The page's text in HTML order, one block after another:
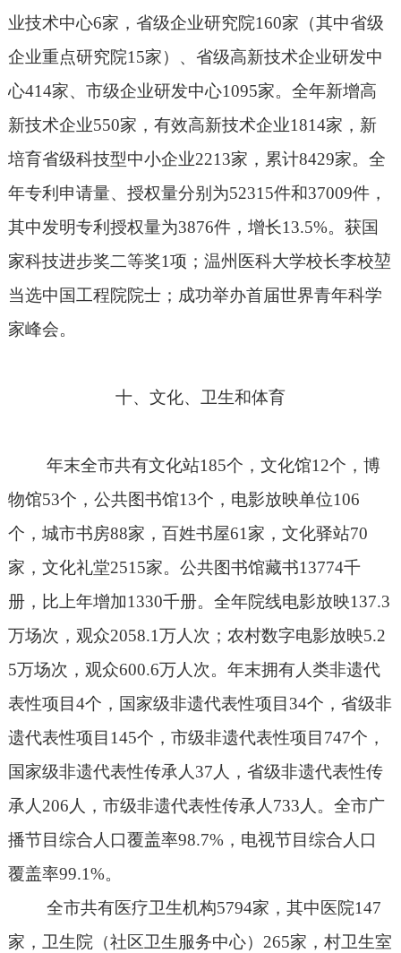
业技术中心6家，省级企业研究院160家（其中省级
企业重点研究院15家）、省级高新技术企业研发中
心414家、市级企业研发中心1095家。全年新增高
新技术企业550家，有效高新技术企业1814家，新
培育省级科技型中小企业2213家，累计8429家。全
年专利申请量、授权量分别为52315件和37009件，
其中发明专利授权量为3876件，增长13.5%。获国
家科技进步奖二等奖1项；温州医科大学校长李校堃
当选中国工程院院士；成功举办首届世界青年科学
家峰会。
十、文化、卫生和体育
年末全市共有文化站185个，文化馆12个，博
物馆53个，公共图书馆13个，电影放映单位106
个，城市书房88家，百姓书屋61家，文化驿站70
家，文化礼堂2515家。公共图书馆藏书13774千
册，比上年增加1330千册。全年院线电影放映137.3
万场次，观众2058.1万人次；农村数字电影放映5.2
5万场次，观众600.6万人次。年末拥有人类非遗代
表性项目 4个，国家级非遗代表性项目 34个，省级非
遗代表性项目 145个，市级非遗代表性项目 747个，
国家级非遗代表性传承人37人，省级非遗代表性传
承人206人，市级非遗代表性传承人733人。全市广
播节目综合人口覆盖率98.7%，电视节目综合人口
覆盖率99.1%。
全市共有医疗卫生机构5794家，其中医院147
家，卫生院（社区卫生服务中心） 265家，村卫生室